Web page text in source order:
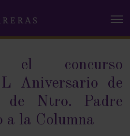
el concurso
Aniversario de
de Ntro. Padre
a la Columna